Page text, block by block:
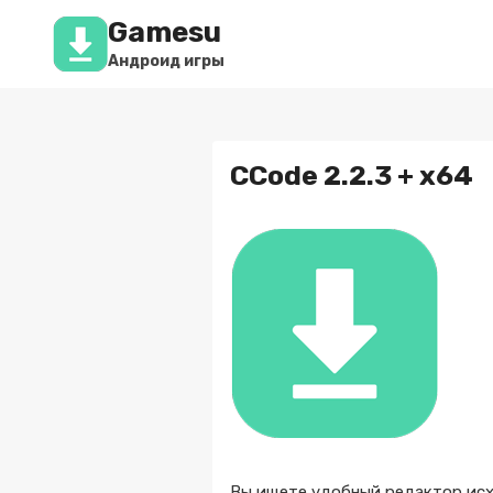
Перейти
содержимому
Gamesu
Андроид игры
CCode 2.2.3 + x64